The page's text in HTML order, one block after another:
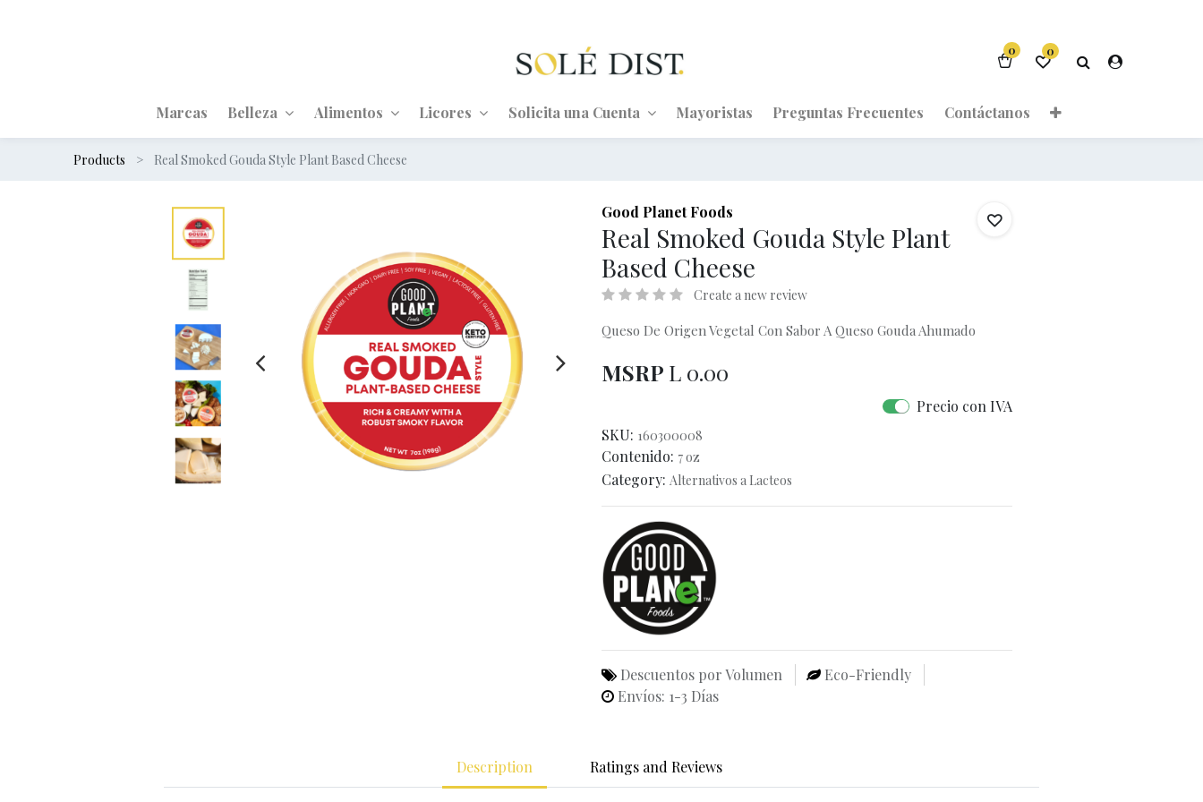
0 0
Marcas Belleza Alimentos Licores Solicita una Cuenta Mayoristas Preguntas Frecuentes Contáctanos
Products Real Smoked Gouda Style Plant Based Cheese
Good Planet Foods
Real Smoked Gouda Style Plant
Based Cheese
Create a new review
Queso De Origen Vegetal Con Sabor A Queso Gouda Ahumado
MSRP L 0.00
Precio con IVA
SKU: 160300008
Contenido: 7 oz
Category: Alternativos a Lacteos
Descuentos por Volumen
Eco-Friendly
Envíos: 1-3 Días
Description Ratings and Reviews